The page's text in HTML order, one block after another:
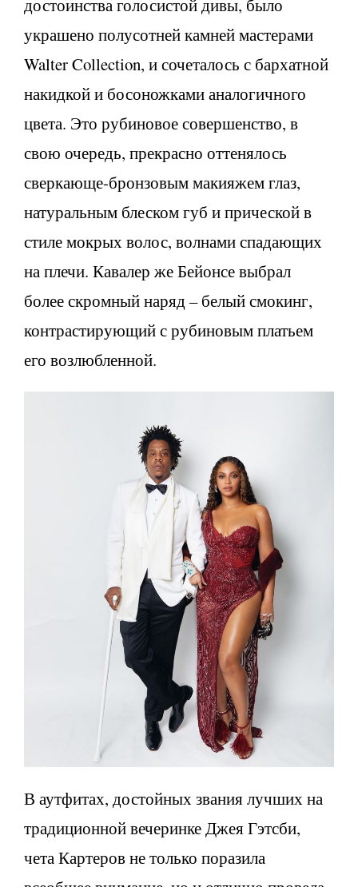
украшено полусотней камней мастерами
Walter Collection, и сочеталось с бархатной
накидкой и босоножками аналогичного
цвета. Это рубиновое совершенство, в
свою очередь, прекрасно оттенялось
сверкающе-бронзовым макияжем глаз,
натуральным блеском губ и прической в
стиле мокрых волос, волнами спадающих
на плечи. Кавалер же Бейонсе выбрал
более скромный наряд – белый смокинг,
контрастирующий с рубиновым платьем
его возлюбленной.
В аутфитах, достойных звания лучших на
традиционной вечеринке Джея Гэтсби,
чета Картеров не только поразила